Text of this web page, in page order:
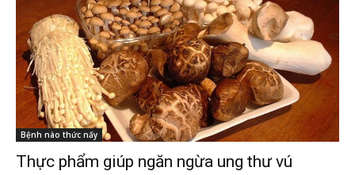
Bệnh nào thức nấy
Thực phẩm giúp ngăn ngừa ung thư vú